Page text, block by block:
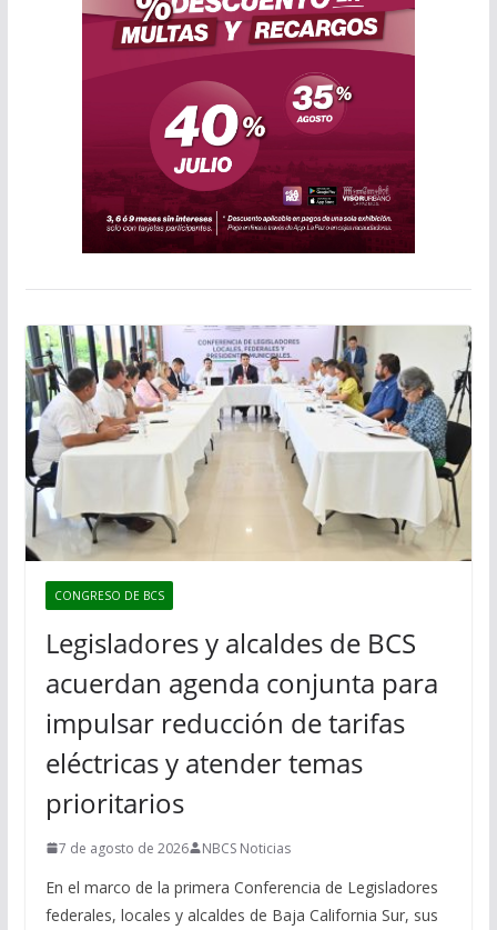
CONGRESO DE BCS
Legisladores y alcaldes de BCS
acuerdan agenda conjunta para
impulsar reducción de tarifas
eléctricas y atender temas
prioritarios
7 de agosto de 2026 NBCS Noticias
En el marco de la primera Conferencia de Legisladores
federales, locales y alcaldes de Baja California Sur, sus